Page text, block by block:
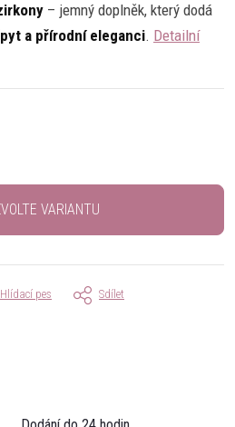
– jemný doplněk, který dodá
a přírodní eleganci. Detailní
VARIANTU
Hlídací pes Sdílet